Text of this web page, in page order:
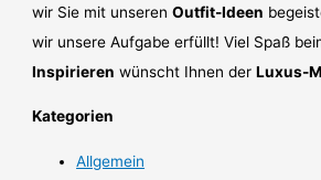
wir Sie mit unserenOutfit-Ideen
wir unsere Aufgabe erfüllt! Viel Spaß
Inspirieren wünscht Ihnen derLuxus-
Kategorien
Allgemein